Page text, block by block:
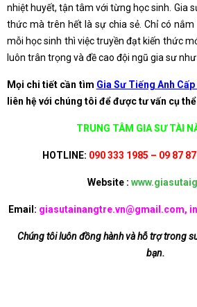
nhiệt huyết, tận tâm với từng học sinh. Gia
thức mà trên hết là sự chia sẻ. Chỉ có
mỗi học sinh thì việc truyền đạt kiến thức
luôn trân trọng và đề cao đội ngũ gia sư như
Mọi chi tiết cần tìm Gia Sư Tiếng Anh
liên hệ với chúng tôi để được tư vấn cụ
TRUNG TÂM GIA SƯ TÀI
HOTLINE: 090 333 1985 – 09 87
Website :
Email: giasutainangtre.vn@gmail.com,
Chúng tôi luôn đồng hành và hỗ trợ trong
bạn.